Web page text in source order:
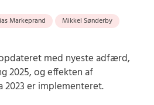
Markeprand
Mikkel Sønderby
med nyeste adfærd,
2025, og effekten af
er implementeret.